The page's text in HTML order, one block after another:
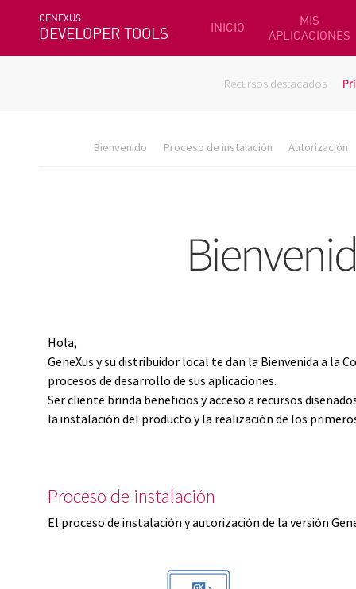
GENEXUS
DEVELOPER TOOLS INICIO
MIS
APLICACIONES
Recursos destacados
Bienvenido Proceso de instalación Autorización
Hola,
GeneXus y su distribuidor local te dan la Bienvenida a la
procesos de desarrollo de sus aplicaciones.
Ser cliente brinda beneficios y acceso a recursos
la instalación del producto y la realización de los
Proceso de instalación
El proceso de instalación y autorización de la versión